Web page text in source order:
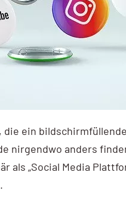
ein
nirgendwo anders
als „Social Media